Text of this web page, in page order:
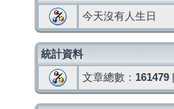
今天沒有人生日
統計資料
文章總數： 161479